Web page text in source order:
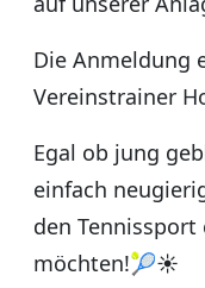
Die Anmeldung
Vereinstrainer
Egal ob jung
einfach
den
möchten!🎾☀️